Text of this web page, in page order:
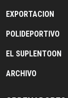
EXPORTACION
POLIDEPORTIVO
EL SUPLENTOON
ARCHIVO